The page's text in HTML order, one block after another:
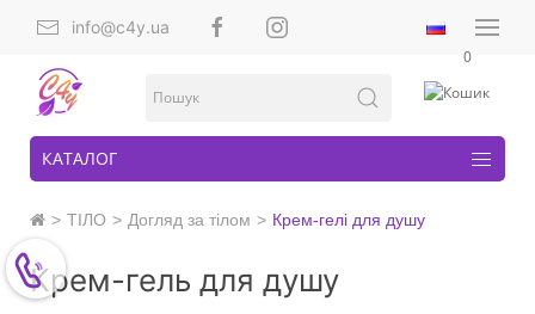
info@c4y.ua
0
КАТАЛОГ
ТІЛО Догляд за тілом Крем-гелі для душу
Крем-гель для душу